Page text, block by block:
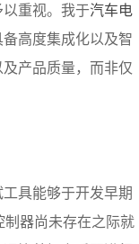
重视。我于汽车电
高度集成化以及智
产品质量，而非仅
具能够于开发早期
器尚未存在之际就